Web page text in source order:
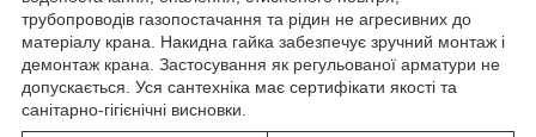
трубопроводів газопостачання та рідин не агресивних до
матеріалу крана. Накидна гайка забезпечує зручний монтаж і
демонтаж крана. Застосування як регульованої арматури не
допускається. Уся сантехніка має сертифікати якості та
санітарно-гігієнічні висновки.